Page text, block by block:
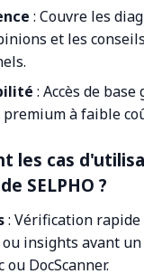
: Couvre les
et les conseils
: Accès de
à faible
les cas
SELPHO ?
: Vérification rapide
insights avant
ou DocScanner.